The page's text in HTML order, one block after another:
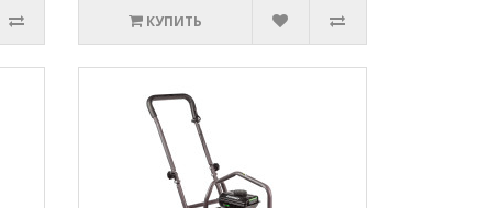
КУПИТЬ